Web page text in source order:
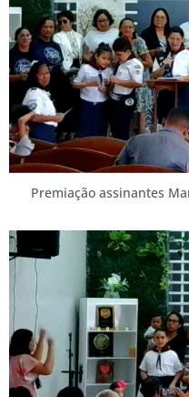
Premiação assinantes